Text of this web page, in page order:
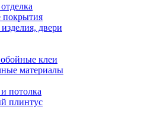
двери
клеи
материалы
потолка
плинтус